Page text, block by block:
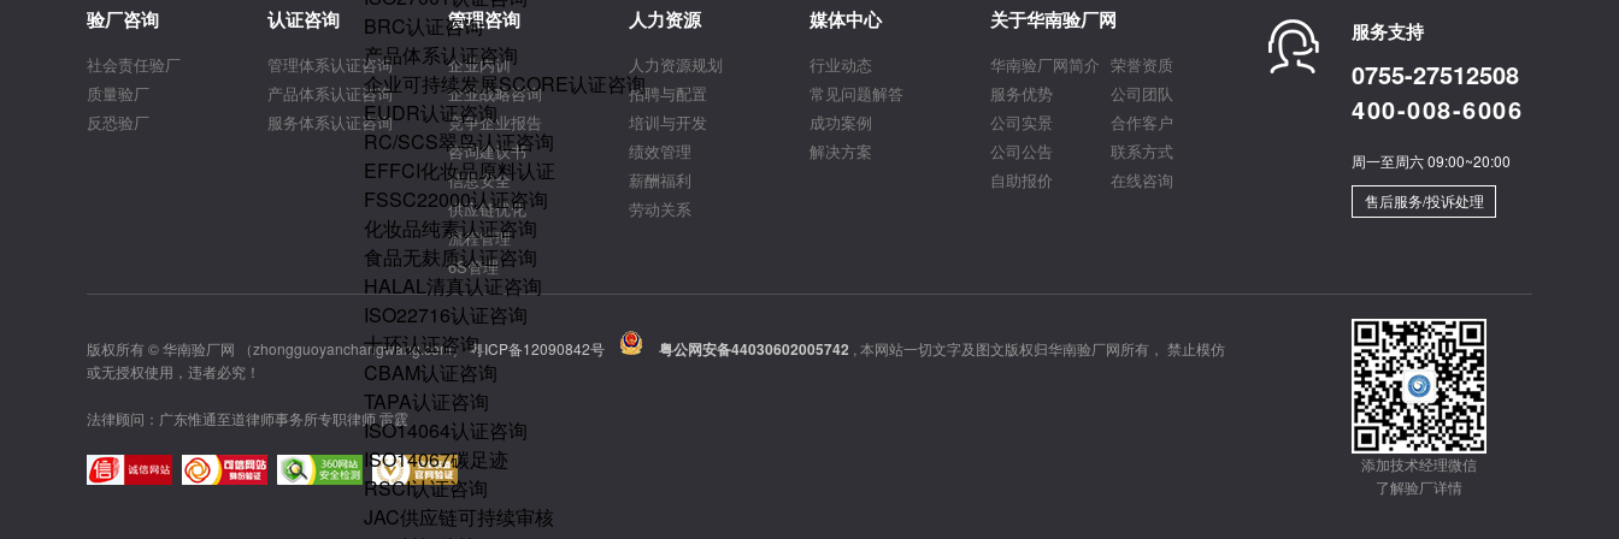
BRC认证咨询
产品体系认证咨询
企业可持续发展SCORE认证咨询
EUDR认证咨询
RC/SCS翠鸟认证咨询
EFFCI化妆品原料认证
FSSC22000认证咨询
化妆品纯素认证咨询
食品无麸质认证咨询
HALAL清真认证咨询
ISO22716认证咨询
十环认证咨询
CBAM认证咨询
TAPA认证咨询
ISO14064认证咨询
ISO14067碳足迹
RSCI认证咨询
JAC供应链可持续审核
验厂咨询
社会责任验厂
质量验厂
反恐验厂
认证咨询
管理体系认证咨询
产品体系认证咨询
服务体系认证咨询
管理咨询
企业内训
企业战略咨询
竞争企业报告
咨询建议书
信息安全
供应链优化
流程管理
6S管理
人力资源
人力资源规划
招聘与配置
培训与开发
绩效管理
薪酬福利
劳动关系
媒体中心
行业动态
常见问题解答
成功案例
解决方案
关于华南验厂网
华南验厂网简介 荣誉资质
服务优势
公司团队
公司实景
合作客户
公司公告
联系方式
自助报价
在线咨询
服务支持
0755-27512508
400-008-6006
周一至周六 09:00~20:00
售后服务/投诉处理
版权所有 © 华南验厂网 （zhongguoyanchangwang.com）粤ICP备12090842号 粤公网安备44030602005742 , 本网站一切文字及图文版权归华南验厂网所有， 禁止模仿
或无授权使用，违者必究！
法律顾问：广东惟通至道律师事务所专职律师 雷霆
添加技术经理微信
了解验厂详情